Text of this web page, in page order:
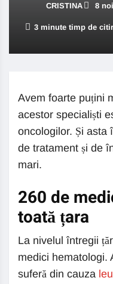
CRISTINA 8
3 minute timp de
Avem foarte puțini
acestor specialiști
oncologilor. Și asta
de tratament și de
mari.
260 de
toată țara
La nivelul întregii
medici hematologi.
suferă din cauza